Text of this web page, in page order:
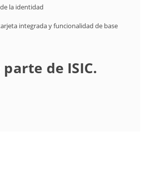
la identidad
integrada y funcionalidad de base
parte de ISIC.